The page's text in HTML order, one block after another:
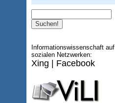
r
m
a
t
i
o
n
Informationswissenschaft auf
sozialen Netzwerken:
Xing Facebook